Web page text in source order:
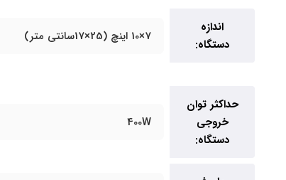
اندازه
دستگاه:
7×10 اینچ (25×17سانتی متر)
حداکثر توان
خروجی
دستگاه:
400W